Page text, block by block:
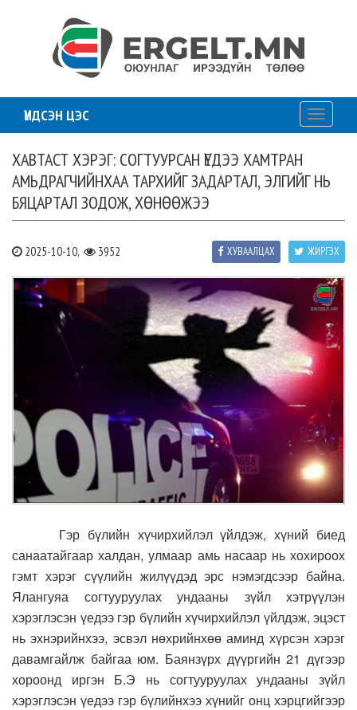
ҮНДСЭН ЦЭС
Toggle
ХАВТАСТ ХЭРЭГ: СОГТУУРСАН ҮЕДЭЭ ХАМТРАН
АМЬДРАГЧИЙНХАА ТАРХИЙГ ЗАДАРТАЛ, ЭЛГИЙГ НЬ
БЯЦАРТАЛ ЗОДОЖ, ХӨНӨӨЖЭЭ
2025-10-10, 3952 ЖИРГЭХ
ХУВААЛЦАХ
Гэр бүлийн хүчирхийлэл үйлдэж, хүний биед
санаатайгаар халдан, улмаар амь насаар нь хохироох
гэмт хэрэг сүүлийн жилүүдэд эрс нэмэгдсээр байна.
Ялангуяа согтууруулах ундааны зүйл хэтрүүлэн
хэрэглэсэн үедээ гэр бүлийн хүчирхийлэл үйлдэж, эцэст
нь эхнэрийнхээ, эсвэл нөхрийнхөө аминд хүрсэн хэрэг
давамгайлж байгаа юм. Баянзүрх дүүргийн 21 дүгээр
хороонд иргэн Б.Э нь согтууруулах ундааны зүйл
хэрэглэсэн үедээ гэр бүлийнхээ хүнийг онц хэрцгийгээр